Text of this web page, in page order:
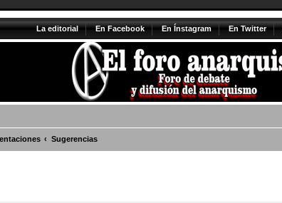
La editorial En Facebook En Ínstagram En Twitter
Sugerencias